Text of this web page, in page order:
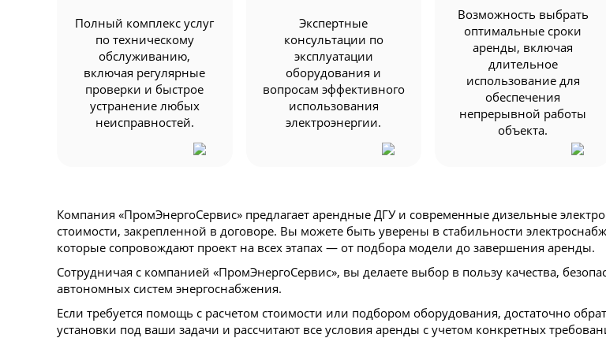
Полный комплекс услуг
по техническому
обслуживанию,
включая регулярные
проверки и быстрое
устранение любых
неисправностей.
Экспертные
консультации по
эксплуатации
оборудования и
вопросам эффективного
использования
электроэнергии.
Возможность выбрать
оптимальные сроки
аренды, включая
длительное
использование для
обеспечения
непрерывной работы
объекта.
Компания «ПромЭнергоСервис» предлагает арендные ДГУ и современные дизельные
стоимости, закрепленной в договоре. Вы можете быть уверены в стабильности
которые сопровождают проект на всех этапах — от подбора модели до завершения аренды.
Сотрудничая с компанией «ПромЭнергоСервис», вы делаете выбор в пользу качества,
автономных систем энергоснабжения.
Если требуется помощь с расчетом стоимости или подбором оборудования, достаточно
установки под ваши задачи и рассчитают все условия аренды с учетом конкретных